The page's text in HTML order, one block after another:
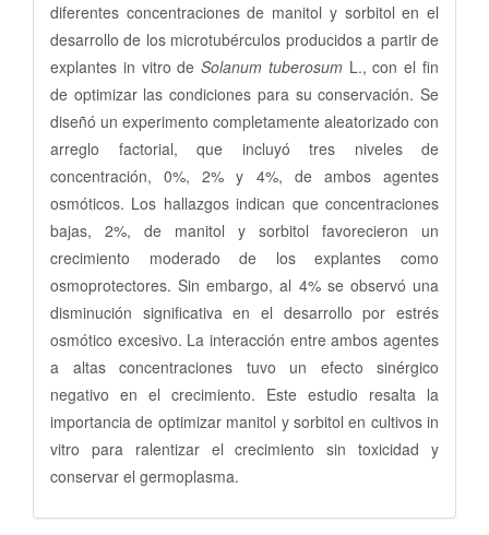
diferentes concentraciones de manitol y sorbitol en el
desarrollo de los microtubérculos producidos a partir de
explantes in vitro deSolanum tuberosumL., con el fin
de optimizar las condiciones para su conservación. Se
diseñó un experimento completamente aleatorizado con
arreglo factorial, que incluyó tres niveles de
concentración, 0%, 2% y 4%, de ambos agentes
osmóticos. Los hallazgos indican que concentraciones
bajas, 2%, de manitol y sorbitol favorecieron un
crecimiento moderado de los explantes como
osmoprotectores. Sin embargo, al 4% se observó una
disminución significativa en el desarrollo por estrés
osmótico excesivo. La interacción entre ambos agentes
a altas concentraciones tuvo un efecto sinérgico
negativo en el crecimiento. Este estudio resalta la
importancia de optimizar manitol y sorbitol en cultivos in
vitro para ralentizar el crecimiento sin toxicidad y
conservar el germoplasma.